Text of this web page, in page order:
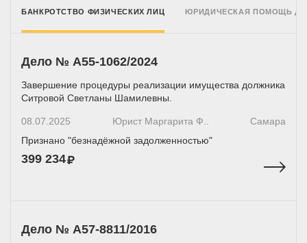
БАНКРОТСТВО ФИЗИЧЕСКИХ ЛИЦ ЮРИДИЧЕСКАЯ ПОМОЩЬ
Дело № А55-1062/2024
Завершение процедуры реализации имущества должника
Ситровой Светланы Шамилевны.
08.07.2025 Юрист Маргарита Ф..
Самара
Признано "безнадёжной задолженностью"
399 234
Дело № A57-8811/2016